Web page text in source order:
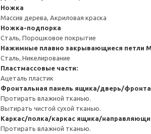
Ножка
Массив дерева, Акриловая краска
Ножка-подпорка
Сталь, Порошковое покрытие
Нажимные плавно закрывающиеся петли
Сталь, Никелирование
Пластмассовые части:
Ацеталь пластик
Фронтальная панель ящика/дверь/
Протирать влажной тканью.
Вытирать чистой сухой тканью.
Каркас/полка/каркас ящика/
Протирать влажной тканью.